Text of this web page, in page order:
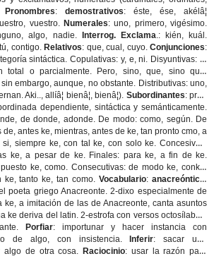
Pronombres: demostrativos: éste, ése, akélâ¦
vuestro. Numerales: uno, primero, vigésimo.
algo, nadie. Interrog. Exclama.: kién, kuál.
contigo. Relativos: que, cual, cuyo. Conjunciones:
sintáctica.Copulativas: y, e, ni. Disyuntivas: o,
total o parcialmente. Pero, sino, que, sino que.
embargo, aunque, no obstante. Distributivas: uno,
Aki.., allíâ¦ bienâ¦, bienâ¦). Subordinantes: prop
dependiente, sintáctica y semánticamente.
de donde, adonde. De modo: como, según. De
de, antes ke, mientras, antes de ke, tan pronto cmo, a
si, siempre ke, con tal ke, con solo ke.Concesivas
ke, a pesar de ke. Finales: para ke, a fin de ke.
ke, como. Consecutivas: de modo ke, conke,
ke, tanto ke, tan como.Vocabulario:anacreóntico :
poeta griego Anacreonte. 2-dixo especialmente de
ke, a imitación de las de Anacreonte, canta asuntos
ke deriva del latin. 2-estrofa con versos octosílabos,
Porfiar: importunar y hacer instancia con
de algo, con insistencia.
Inferir: sacar una
algo de otra cosa. Raciocinio: usar la razón para